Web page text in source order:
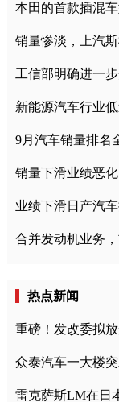
本田的首款插混
销量惨淡，上汽
工信部明确进一
新能源汽车行业
9月汽车销量排名
销量下滑业绩恶
业绩下滑日产汽
合并发动机业务
热点新闻
重磅！发改委拟
众泰汽车一大楼
雷克萨斯LM在日